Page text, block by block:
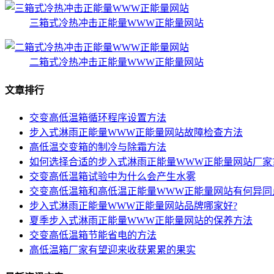
三箱式冷热冲击正能量WWW正能量网站
二箱式冷热冲击正能量WWW正能量网站
文章排行
交变高低温箱循环程序设置方法
步入式淋雨正能量WWW正能量网站故障检查方法
高低温交变箱的制冷与除霜方法
如何选择合适的步入式淋雨正能量WWW正能量网站厂家
交变高低温箱试验中为什么会产生水雾
交变高低温箱和高低温正能量WWW正能量网站有何异同
步入式淋雨正能量WWW正能量网站品牌哪家好?
夏季步入式淋雨正能量WWW正能量网站的保养方法
交变高低温箱节能省电的方法
高低温箱厂家有望迎来收获累累的果实